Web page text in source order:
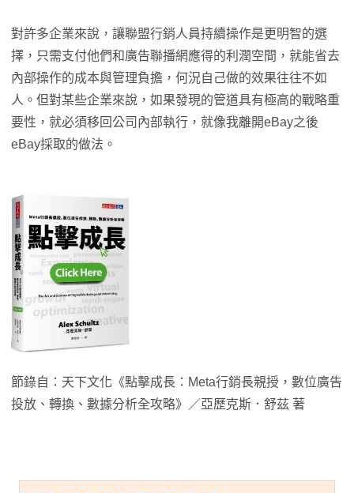
對許多企業來說，讓聯盟行銷人員持續操作是更明智的選
擇，只需支付他們和廣告聯播網應得的利潤空間，就能省去
內部操作的成本與管理負擔，何況自己做的效果往往不如
人。但對某些企業來說，如果發現的管道具有極高的戰略重
要性，就必須移回公司內部執行，就像我離開eBay之後
eBay採取的做法。
節錄自：天下文化《點擊成長：Meta行銷長親授，數位廣告
投放、轉換、數據分析全攻略》／亞歷克斯．舒茲 著